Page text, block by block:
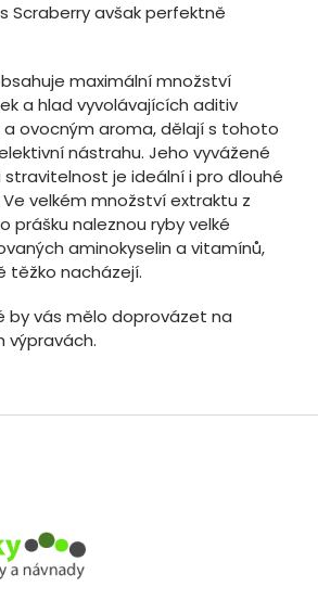
Scraberry avšak perfektně
maximální množství
a hlad vyvolávajících aditiv
ovocným aroma, dělají s tohoto
nástrahu. Jeho vyvážené
je ideální i pro dlouhé
velkém množství extraktu z
prášku naleznou ryby velké
aminokyselin a vitamínů,
těžko nacházejí.
by vás mělo doprovázet na
výpravách.